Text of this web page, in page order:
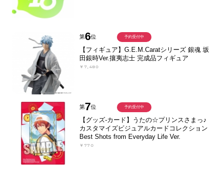
第6位
【フィギュア】G.E.M.Caratシリーズ 銀魂 坂
田銀時Ver.攘夷志士 完成品フィギュア
￥7,480
予約受付中
第7位
【グッズ-カード】うたの☆プリンスさまっ♪
カスタマイズビジュアルカードコレクション
Best Shots from Everyday Life Ver.
￥770
予約受付中